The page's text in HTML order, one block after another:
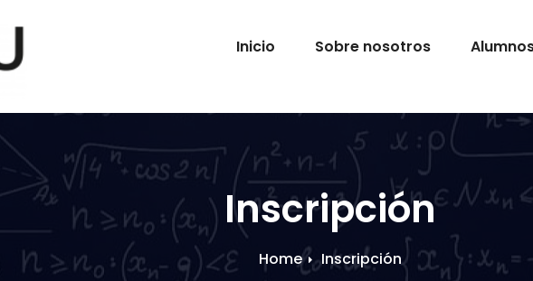
Inicio Sobre nosotros
Inscripción
Home Inscripción